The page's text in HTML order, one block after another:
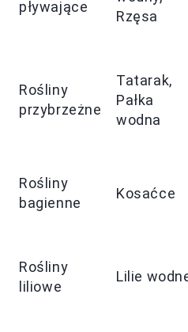
pływające
Rzęsa
Rośliny
przybrzeżne
Tatarak,
Pałka
wodna
Rośliny
bagienne
Kosaćce
Rośliny
liliowe
Lilie